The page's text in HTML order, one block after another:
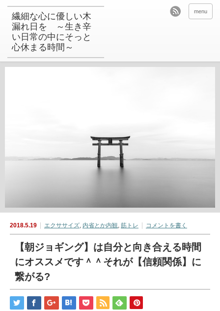
繊細な心に優しい木
漏れ日を ～生き辛
い日常の中にそっと
心休まる時間～
menu
2018.5.19 エクササイズ 内省とか内観 筋トレ コメントを書く
【朝ジョギング】は自分と向き合える時間
にオススメです＾＾それが【信頼関係】に
繋がる?